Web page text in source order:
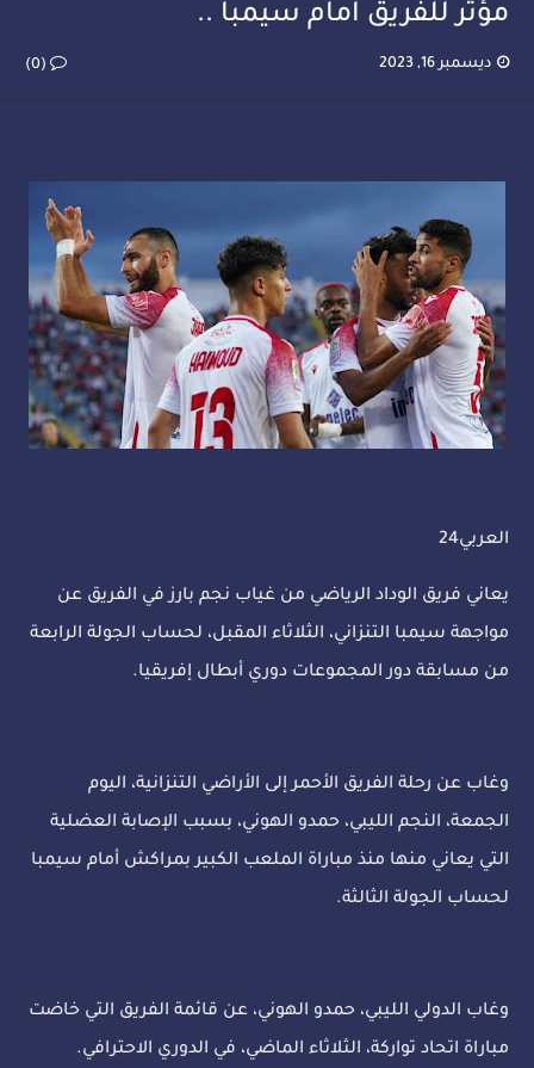
مؤثر للفريق امام سيمبا ..
ديسمبر 16, 2023 (0)
العربي24
يعاني فريق الوداد الرياضي من غياب نجم بارز في الفريق عن
مواجهة سيمبا التنزاني، الثلاثاء المقبل، لحساب الجولة الرابعة
من مسابقة دور المجموعات دوري أبطال إفريقيا.
وغاب عن رحلة الفريق الأحمر إلى الأراضي التنزانية، اليوم
الجمعة، النجم الليبي، حمدو الهوني، بسبب الإصابة العضلية
التي يعاني منها منذ مباراة الملعب الكبير بمراكش أمام سيمبا
لحساب الجولة الثالثة.
وغاب الدولي الليبي، حمدو الهوني، عن قائمة الفريق التي خاضت
مباراة اتحاد تواركة، الثلاثاء الماضي، في الدوري الاحترافي.